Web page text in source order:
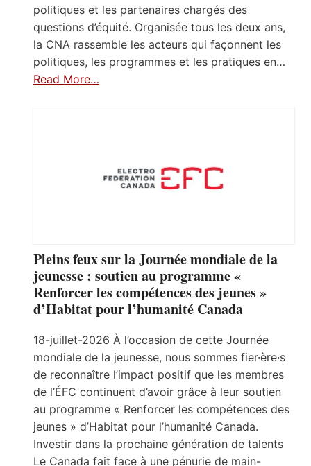
politiques et les partenaires chargés des
questions d’équité. Organisée tous les deux ans,
la CNA rassemble les acteurs qui façonnent les
politiques, les programmes et les pratiques en…
Read More…
Pleins feux sur la Journée mondiale de la
jeunesse : soutien au programme «
Renforcer les compétences des jeunes »
d’Habitat pour l’humanité Canada
18-juillet-2026 À l’occasion de cette Journée
mondiale de la jeunesse, nous sommes fier·ère·s
de reconnaître l’impact positif que les membres
de l’ÉFC continuent d’avoir grâce à leur soutien
au programme « Renforcer les compétences des
jeunes » d’Habitat pour l’humanité Canada.
Investir dans la prochaine génération de talents
Le Canada fait face à une pénurie de main-